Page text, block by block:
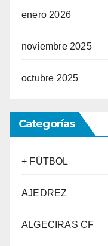
enero 2026
noviembre 2025
octubre 2025
Categorías
+ FÚTBOL
AJEDREZ
ALGECIRAS CF